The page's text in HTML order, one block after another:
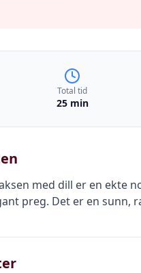
Total tid
25 min
med dill er en ekte
preg. Det er en sunn,